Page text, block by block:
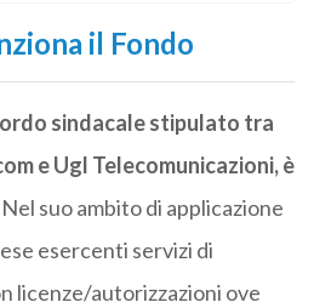
il Fondo
sindacale stipulato tra
e Ugl Telecomunicazioni, è
suo ambito di applicazione
esercenti servizi di
licenze/autorizzazioni ove